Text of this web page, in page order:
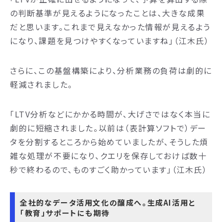
の判断基準が見えるようになったことは、大きな成果
だと思います。これまで見えなかった情報が見えるよう
になり、課題を見つけやすくなっていますね」（江木氏）
さらに、この基盤構築により、分析業務の負荷は劇的に
軽減されました。
「LTV分析などにかかる時間が、大げさではなく本当に
劇的に短縮されました。以前は（表計算ソフトで）デー
タを分割するところから始めていましたが、そうした煩
雑な処理が不要になり、クエリを保存しておけば数十
秒で終わるので、ものすごく助かっています」（江木氏）
全社的なデータ活用文化の醸成へ。生成AI活用と
「教育」サポートにも期待